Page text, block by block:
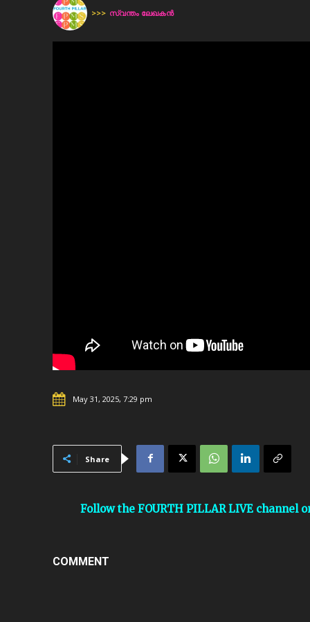
>>> സ്വന്തം ലേഖകന്‍
May 31, 2025, 7:29 pm
Share
Follow the FOURTH PILLAR LIVE channel
COMMENT